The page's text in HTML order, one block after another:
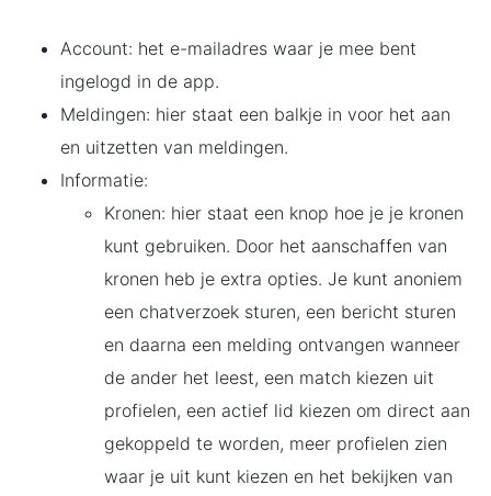
Account: het e-mailadres waar je mee bent
ingelogd in de app.
Meldingen: hier staat een balkje in voor het aan
en uitzetten van meldingen.
Informatie:
Kronen: hier staat een knop hoe je je kronen
kunt gebruiken. Door het aanschaffen van
kronen heb je extra opties. Je kunt anoniem
een chatverzoek sturen, een bericht sturen
en daarna een melding ontvangen wanneer
de ander het leest, een match kiezen uit
profielen, een actief lid kiezen om direct aan
gekoppeld te worden, meer profielen zien
waar je uit kunt kiezen en het bekijken van